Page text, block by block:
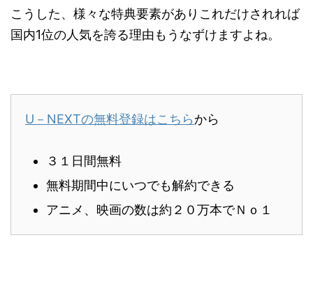
こうした、様々な特典要素がありこれだけされれば
国内1位の人気を誇る理由もうなずけますよね。
U－NEXTの無料登録はこちらから
３１日間無料
無料期間中にいつでも解約できる
アニメ、映画の数は約２０万本でＮｏ１